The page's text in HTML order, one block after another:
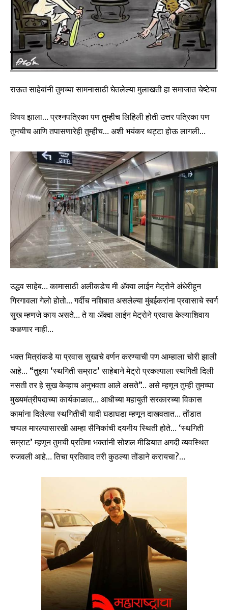
राऊत साहेबांनी तुमच्या सामनासाठी घेतलेल्या मुलाखती हा समाजात चेष्टेचा
विषय झाला… प्रश्नपत्रिका पण तुम्हीच लिहिली होती उत्तर पत्रिका पण
तुमचीच आणि तपासणारेही तुम्हीच… अशी भयंकर थट्टा होऊ लागली…
उद्धव साहेब… कामासाठी अलीकडेच मी ॲक्वा लाईन मेट्रोने अंधेरीहून
गिरगावला गेलो होतो… गर्दीच नशिबात असलेल्या मुंबईकरांना प्रवासाचे स्वर्ग
सुख म्हणजे काय असते… ते या ॲक्वा लाईन मेट्रोने प्रवास केल्याशिवाय
कळणार नाही…
भक्त मित्रांकडे या प्रवास सुखाचे वर्णन करण्याची पण आम्हाला चोरी झाली
आहे… “तुझ्या ‘स्थगिती सम्राट’ साहेबाने मेट्रो प्रकल्पाला स्थगिती दिली
नसती तर हे सुख केव्हाच अनुभवता आले असते”… असे म्हणून तुम्ही तुमच्या
मुख्यमंत्रीपदाच्या कार्यकाळात… आधीच्या महायुती सरकारच्या विकास
कामांना दिलेल्या स्थगितीची यादी घडाघडा म्हणून दाखवतात… तोंडात
चप्पल मारल्यासारखी आम्हा सैनिकांची दयनीय स्थिती होते… ‘स्थगिती
सम्राट’ म्हणून तुमची प्रतिमा भक्तांनी सोशल मीडियात अगदी व्यवस्थित
रुजवली आहे… तिचा प्रतिवाद तरी कुठल्या तोंडाने करायचा?…